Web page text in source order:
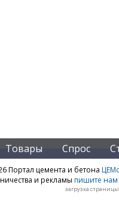
Товары Спрос
Портал цемента и бетона
и рекламы пишите нам
загрузка